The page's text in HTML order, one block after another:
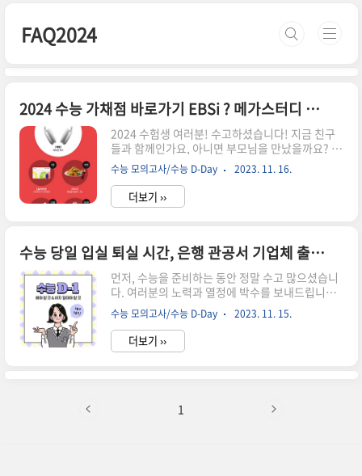
FAQ2024
2024 수능 가채점 바로가기 EBSi ? 메가스터디 이벤트 고고?
2024 수험생 여러분! 수고하셨습니다! 지금 친구
들과 함께인가요, 아니면 부모님을 만났을까요? 가
채점표를 작성해 왔다면 채점을 해야겠죠? 어차피
하는 가채점이라면 EBSi에서 하실래요, 아니면 이
벤트도 참여하는 일석이조 = 메가스터디 가채점 하
실래요? 그건 your 선택이에요. 다음 원하는 사이
고 가실게요. EBSi 가채점 바로가기 메가스터디 가
채점 수험표 할인 TOP 33 EBSI에서도 이벤트 진행
중입니다. 2024 수능 채점+댓글 이벤트 수능 보느
라 고생한 수험생들! 채점서비스 이용하고 EBSi 선
생님 추천해서 푸짐한 선물 받아가자!!
www.ebsi.co.kr 그렇지만 정시를 목표로 하고 있
는 수험..
수능 모의고사/수능 D-Day 2023. 11. 16.
더보기 ››
수능 당일 입실 퇴실 시간, 은행 관공서 기업체 출근 시간 및 수능생 주의사항
먼저, 수능을 준비하는 동안 정말 수고 많으셨습니
다. 여러분의 노력과 열정에 박수를 보내드립니다.
수능 당일 수험생 입실시간과 은행과 주식시장, 관
공서, 기업체 출근 시간 및 수능생 시험당일 주의사
항 알려드립니다. 지금 아이들을 시험장에 들여보
내고 기다리는 수험생 부모님들도 너무 수고 많으
숍에서 즐기시는 건 어떨까요? 시험 치고 나오는 우
수능 모의고사/수능 D-Day 2023. 11. 15.
더보기 ››
1